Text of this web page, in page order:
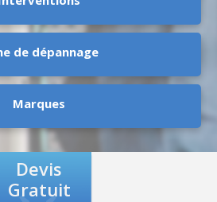
de dépannage
Marques
Devis
Gratuit